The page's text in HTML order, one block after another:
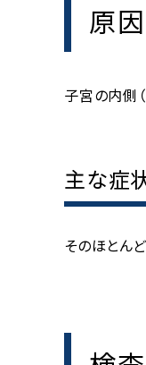
原
子宮の内側
主な症
そのほとん